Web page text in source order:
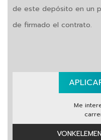
de este depósito en un
de firmado el contrato.
Me